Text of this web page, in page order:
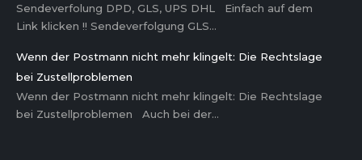
Sendeverfolung DPD, GLS, UPS DHL Einfach auf dem
Link klicken !! Sendeverfolgung GLS…
Wenn der Postmann nicht mehr klingelt: Die Rechtslage
bei Zustellproblemen
Wenn der Postmann nicht mehr klingelt: Die Rechtslage
bei Zustellproblemen Auch bei der…